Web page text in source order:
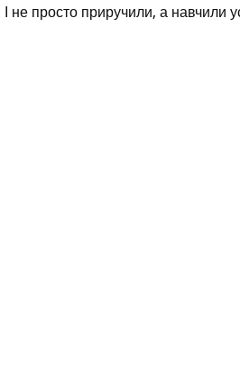
І не просто приручили, а навчили